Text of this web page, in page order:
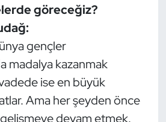
göreceğiz?
gençler
madalya kazanmak
ise en büyük
Ama her şeyden önce
devam etmek.